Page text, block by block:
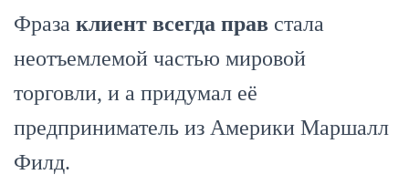
Фраза клиент всегда прав стала
неотъемлемой частью мировой
торговли, и а придумал её
предприниматель из Америки Маршалл
Филд.